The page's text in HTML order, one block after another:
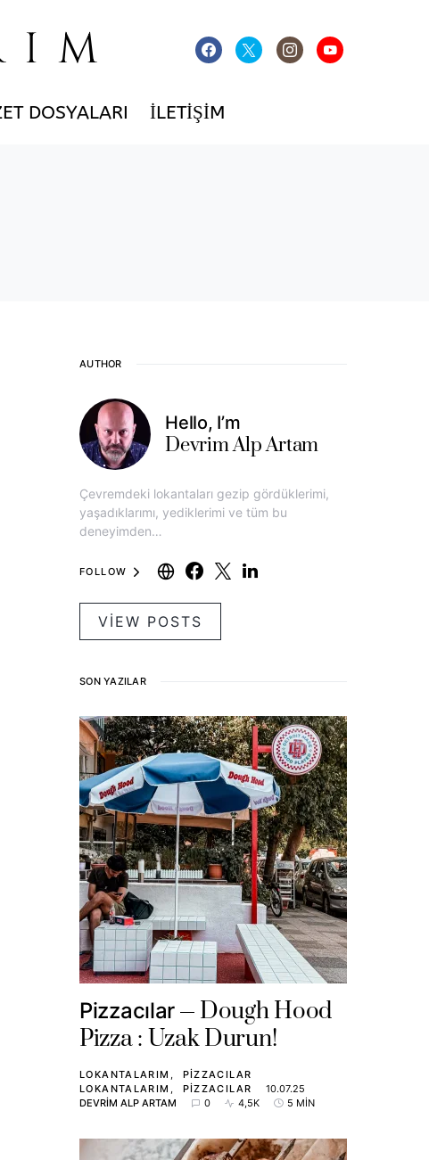
DOSYALARI İLETIŞIM
AUTHOR
Hello, I’m
Devrim Alp Artam
Çevremdeki lokantaları gezip gördüklerimi,
yaşadıklarımı, yediklerimi ve tüm bu
deneyimden…
FOLLOW
VIEW POSTS
SON YAZILAR
Pizzacılar
Dough Hood
Pizza : Uzak Durun!
LOKANTALARIM
PIZZACILAR
LOKANTALARIM
PIZZACILAR
10.07.25
DEVRIM ALP ARTAM
0 4,5K 5 MIN